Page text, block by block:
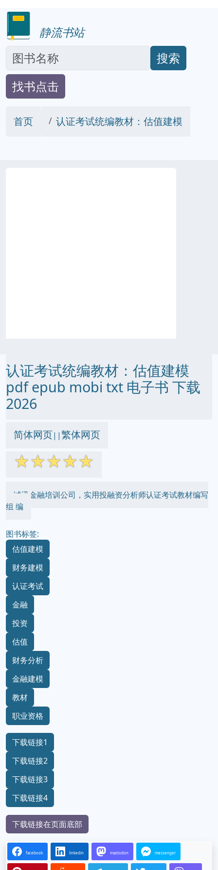
静流书站
搜索
找书点击
首页 认证考试统编教材：估值建模
认证考试统编教材：估值建模
pdf epub mobi txt 电子书 下载
2026
简体网页||繁体网页
☆☆☆☆☆
诚迅金融培训公司，实用投融资分析师认证考试教材编写
组 编
图书标签:
估值建模
财务建模
认证考试
金融
投资
估值
财务分析
金融建模
教材
职业资格
下载链接1
下载链接2
下载链接3
下载链接4
下载链接在页面底部
facebook linkedin mastodon messenger